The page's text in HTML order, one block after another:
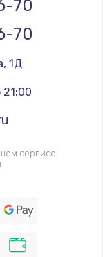
70
70
1Д
сервисе